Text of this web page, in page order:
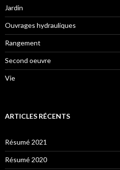
Jardin
Ouvrages hydrauliques
Rangement
Second oeuvre
Vie
ARTICLES RÉCENTS
Résumé 2021
Résumé 2020